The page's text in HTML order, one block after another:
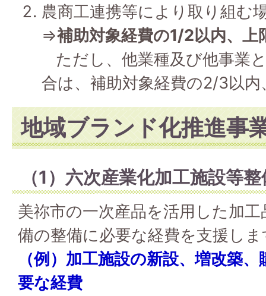
農商工連携等により取り組む
⇒補助対象経費の1/2以内、上
ただし、他業種及び他事業
合は、補助対象経費の2/3以
地域ブランド化推進事
（1）六次産業化加工施設等
美祢市の一次産品を活用した加
備の整備に必要な経費を支援し
（例）加工施設の新設、増改築
要な経費